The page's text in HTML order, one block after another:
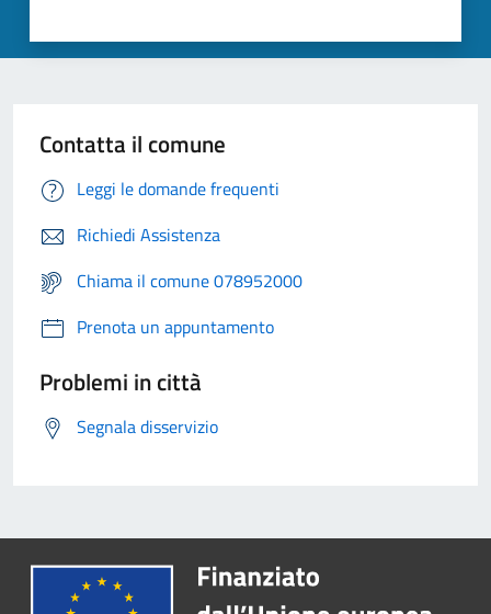
Contatta il comune
Leggi le domande frequenti
Richiedi Assistenza
Chiama il comune 078952000
Prenota un appuntamento
Problemi in città
Segnala disservizio